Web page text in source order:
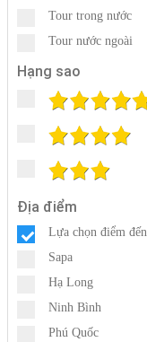
Tour trong nước
Tour nước ngoài
Hạng sao
Địa điểm
Lựa chọn điểm đến
Sapa
Hạ Long
Ninh Bình
Phú Quốc